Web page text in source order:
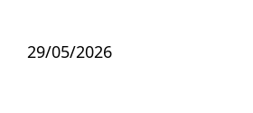
29/05/2026